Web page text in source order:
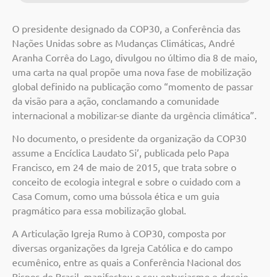
O presidente designado da COP30, a Conferência das
Nações Unidas sobre as Mudanças Climáticas, André
Aranha Corrêa do Lago, divulgou no último dia 8 de maio,
uma carta na qual propõe uma nova fase de mobilização
global definido na publicação como “momento de passar
da visão para a ação, conclamando a comunidade
internacional a mobilizar-se diante da urgência climática”.
No documento, o presidente da organização da COP30
assume a Encíclica Laudato Si’, publicada pelo Papa
Francisco, em 24 de maio de 2015, que trata sobre o
conceito de ecologia integral e sobre o cuidado com a
Casa Comum, como uma bússola ética e um guia
pragmático para essa mobilização global.
A Articulação Igreja Rumo à COP30, composta por
diversas organizações da Igreja Católica e do campo
ecumênico, entre as quais a Conferência Nacional dos